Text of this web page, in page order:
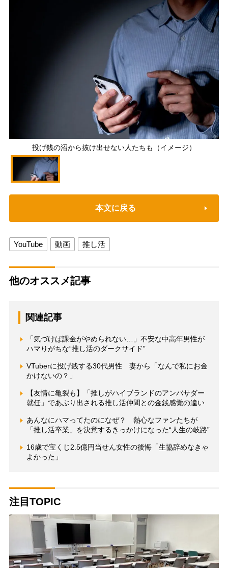
投げ銭の沼から抜け出せない人たちも（イメージ）
本文に戻る
YouTube 動画 推し活
他のオススメ記事
関連記事
「気づけば課金がやめられない…」不安な中高年男性が
ハマりがちな“推し活のダークサイド”
VTuberに投げ銭する30代男性 妻から「なんで私にお金
かけないの？」
【友情に亀裂も】「推しがハイブランドのアンバサダー
就任」であぶり出される推し活仲間との金銭感覚の違い
あんなにハマってたのになぜ？ 熱心なファンたちが
「推し活卒業」を決意するきっかけになった“人生の岐路”
16歳で宝くじ2.5億円当せん女性の後悔「生協辞めなきゃ
よかった」
注目TOPIC